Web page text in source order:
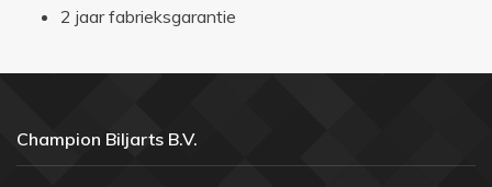
2 jaar fabrieksgarantie
Champion Biljarts B.V.